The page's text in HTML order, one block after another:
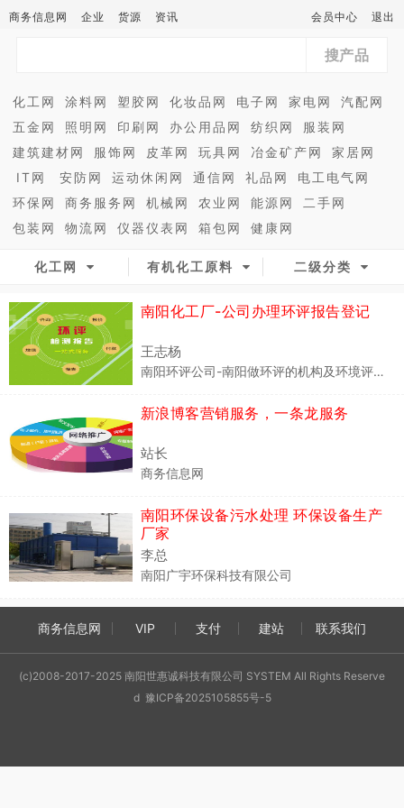
商务信息网 企业 货源 资讯 会员中心 退出
搜产品
化工网 涂料网 塑胶网 化妆品网 电子网 家电网
汽配网
五金网
照明网 印刷网 办公用品网 纺织网
服装网
建筑建材网
服饰网 皮革网 玩具网 冶金矿产网
家居网
IT网
安防网 运动休闲网 通信网 礼品网
电工电气网
环保网
商务服务网 机械网 农业网 能源网
二手网
包装网
物流网 仪器仪表网 箱包网 健康网
化工网 有机化工原料 二级分类
南阳化工厂-公司办理环评报告登记
王志杨
南阳环评公司-南阳做环评的机构及环境评估单位
新浪博客营销服务，一条龙服务
站长
商务信息网
南阳环保设备污水处理 环保设备生产
厂家
李总
南阳广宇环保科技有限公司
商务信息网 VIP 支付 建站 联系我们
(c)2008-2017-2025 南阳世惠诚科技有限公司 SYSTEM All Rights Reserve
d 豫ICP备2025105855号-5